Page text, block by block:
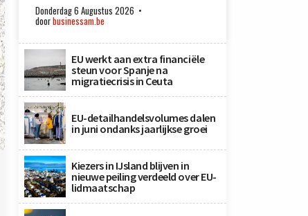
Donderdag 6 Augustus 2026
doorbusinessam.be
EU werkt aan extra financiële
steun voor Spanje na
migratiecrisis in Ceuta
EU-detailhandelsvolumes dalen
in juni ondanks jaarlijkse groei
Kiezers in IJsland blijven in
nieuwe peiling verdeeld over EU-
lidmaatschap